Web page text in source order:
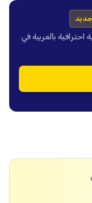
جديد
بالعربية في